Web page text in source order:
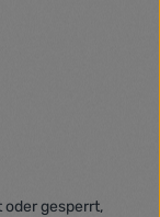
oder gesperrt,